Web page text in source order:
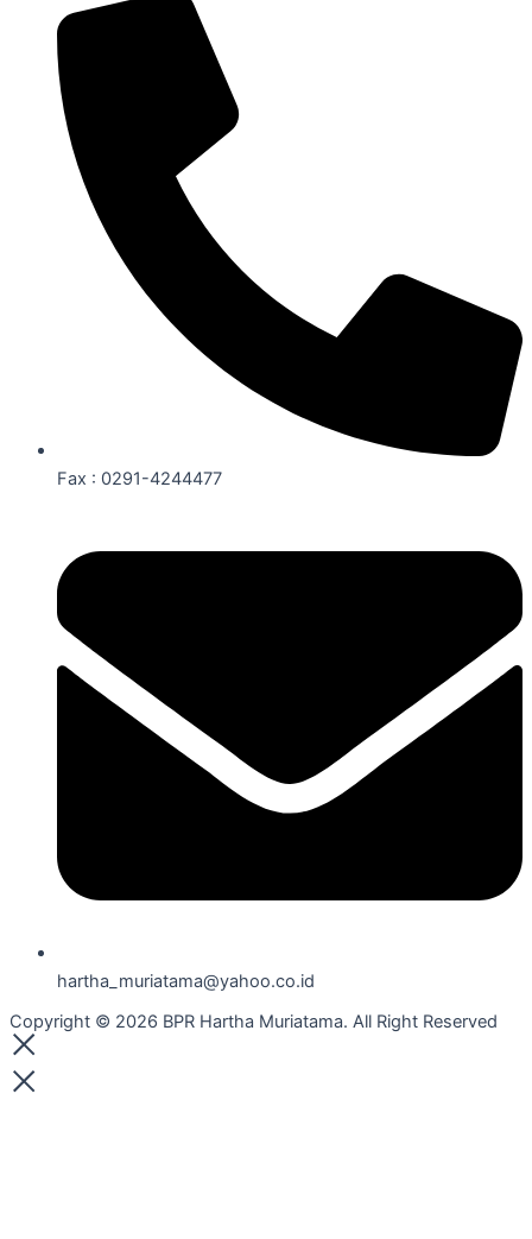
Fax : 0291-4244477
hartha_muriatama@yahoo.co.id
Copyright © 2026 BPR Hartha Muriatama. All Right Reserved